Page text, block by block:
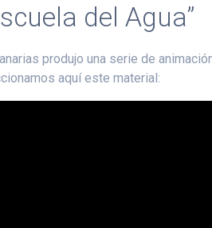
del Agua”
produjo una serie de
aquí este material: